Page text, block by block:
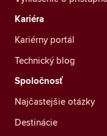
Kariéra
Kariérny portál
Technický blog
Spoločnosť
Najčastejšie otázky
Destinácie